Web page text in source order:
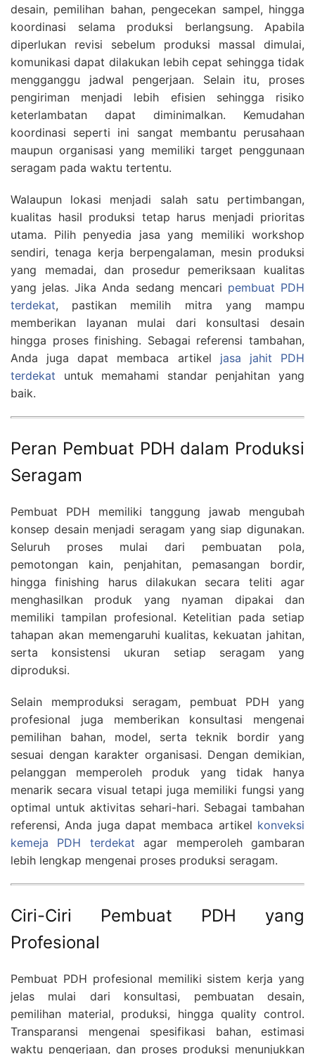
desain, pemilihan bahan, pengecekan sampel, hingga
koordinasi selama produksi berlangsung. Apabila
diperlukan revisi sebelum produksi massal dimulai,
komunikasi dapat dilakukan lebih cepat sehingga tidak
mengganggu jadwal pengerjaan. Selain itu, proses
pengiriman menjadi lebih efisien sehingga risiko
keterlambatan dapat diminimalkan. Kemudahan
koordinasi seperti ini sangat membantu perusahaan
maupun organisasi yang memiliki target penggunaan
seragam pada waktu tertentu.
Walaupun lokasi menjadi salah satu pertimbangan,
kualitas hasil produksi tetap harus menjadi prioritas
utama. Pilih penyedia jasa yang memiliki workshop
sendiri, tenaga kerja berpengalaman, mesin produksi
yang memadai, dan prosedur pemeriksaan kualitas
yang jelas. Jika Anda sedang mencari pembuat PDH
terdekat, pastikan memilih mitra yang mampu
memberikan layanan mulai dari konsultasi desain
hingga proses finishing. Sebagai referensi tambahan,
Anda juga dapat membaca artikel jasa jahit PDH
terdekat untuk memahami standar penjahitan yang
baik.
Peran Pembuat PDH dalam Produksi
Seragam
Pembuat PDH memiliki tanggung jawab mengubah
konsep desain menjadi seragam yang siap digunakan.
Seluruh proses mulai dari pembuatan pola,
pemotongan kain, penjahitan, pemasangan bordir,
hingga finishing harus dilakukan secara teliti agar
menghasilkan produk yang nyaman dipakai dan
memiliki tampilan profesional. Ketelitian pada setiap
tahapan akan memengaruhi kualitas, kekuatan jahitan,
serta konsistensi ukuran setiap seragam yang
diproduksi.
Selain memproduksi seragam, pembuat PDH yang
profesional juga memberikan konsultasi mengenai
pemilihan bahan, model, serta teknik bordir yang
sesuai dengan karakter organisasi. Dengan demikian,
pelanggan memperoleh produk yang tidak hanya
menarik secara visual tetapi juga memiliki fungsi yang
optimal untuk aktivitas sehari-hari. Sebagai tambahan
referensi, Anda juga dapat membaca artikel konveksi
kemeja PDH terdekat agar memperoleh gambaran
lebih lengkap mengenai proses produksi seragam.
Ciri-Ciri Pembuat PDH yang
Profesional
Pembuat PDH profesional memiliki sistem kerja yang
jelas mulai dari konsultasi, pembuatan desain,
pemilihan material, produksi, hingga quality control.
Transparansi mengenai spesifikasi bahan, estimasi
waktu pengerjaan, dan proses produksi menunjukkan